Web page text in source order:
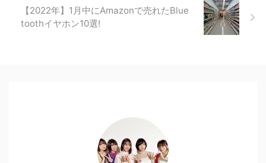
【2022年】1月中にAmazonで売れたBlue
toothイヤホン10選!